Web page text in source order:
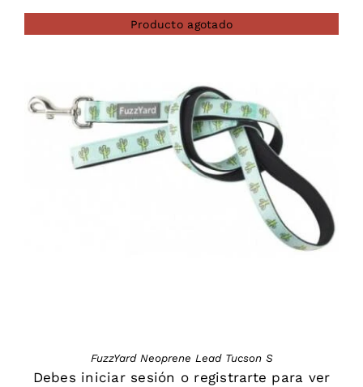
Producto agotado
DETAILS
FuzzYard Neoprene Lead Tucson S
Debes iniciar sesión o registrarte para ver